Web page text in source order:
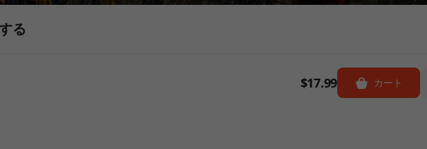
る
$17.99 カート